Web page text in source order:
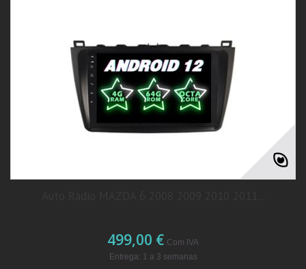
499,00 € Com IVA
Entrega: 1 a 3 semanas